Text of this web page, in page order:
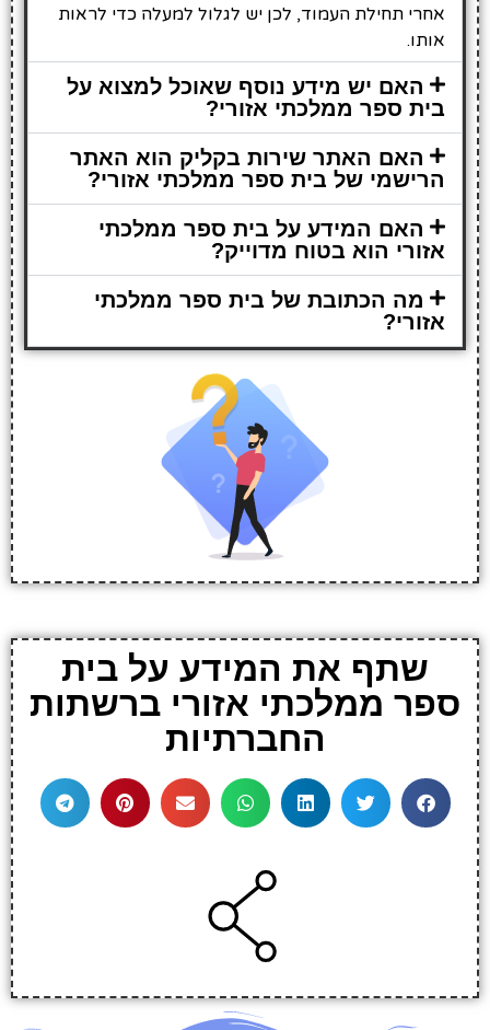
אחרי תחילת העמוד, לכן יש לגלול למעלה כדי לראות
אותו.
האם יש מידע נוסף שאוכל למצוא על
בית ספר ממלכתי אזורי?
האם האתר שירות בקליק הוא האתר
הרישמי של בית ספר ממלכתי אזורי?
האם המידע על בית ספר ממלכתי
אזורי הוא בטוח מדוייק?
מה הכתובת של בית ספר ממלכתי
אזורי?
שתף את המידע על בית
ספר ממלכתי אזורי ברשתות
החברתיות